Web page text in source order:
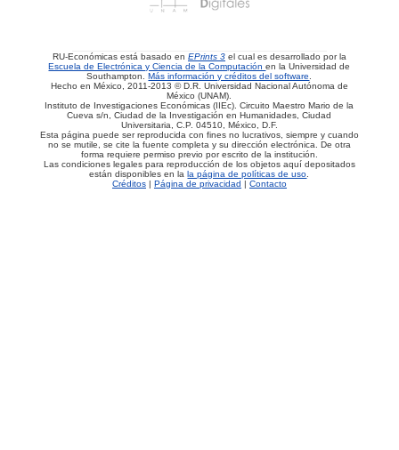
RU-Económicas está basado en EPrints 3 el cual es desarrollado por la
Escuela de Electrónica y Ciencia de la Computaciónen la Universidad de
Southampton.Más información y créditos del software.
Hecho en México, 2011-2013 © D.R. Universidad Nacional Autónoma de
México (UNAM).
Instituto de Investigaciones Económicas (IIEc). Circuito Maestro Mario de la
Cueva s/n, Ciudad de la Investigación en Humanidades, Ciudad
Universitaria, C.P. 04510, México, D.F.
Esta página puede ser reproducida con fines no lucrativos, siempre y cuando
no se mutile, se cite la fuente completa y su dirección electrónica. De otra
forma requiere permiso previo por escrito de la institución.
Las condiciones legales para reproducción de los objetos aquí depositados
están disponibles en lala página de políticas de uso.
Créditos| Página de privacidad | Contacto